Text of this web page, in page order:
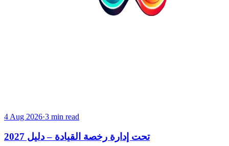
4 Aug 2026·3 min read
تحت إدارة رخصة القيادة – دليل 2027